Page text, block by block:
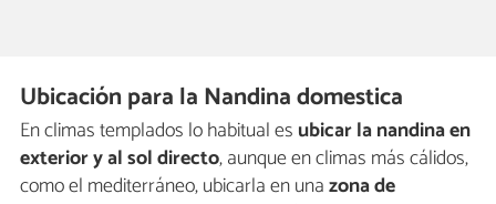
Ubicación para la Nandina domestica
En climas templados lo habitual es ubicar la nandina en
exterior y al sol directo, aunque en climas más cálidos,
como el mediterráneo, ubicarla en unazona de